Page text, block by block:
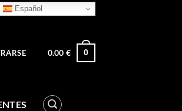
Español
0.00€ 0